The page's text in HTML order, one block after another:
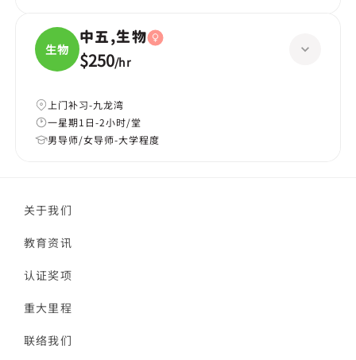
生物
中五,生物
$250/hr
上门补习-九龙湾
一星期1日-2小时/堂
男导师/女导师-大学程度
关于我们
教育资讯
认证奖项
重大里程
联络我们